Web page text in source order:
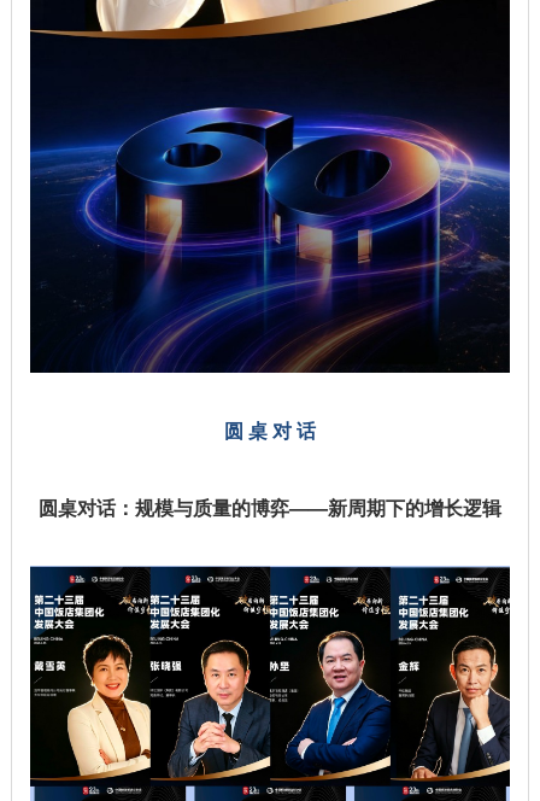
圆 桌 对 话
圆桌对话：规模与质量的博弈——新周期下的增长逻辑